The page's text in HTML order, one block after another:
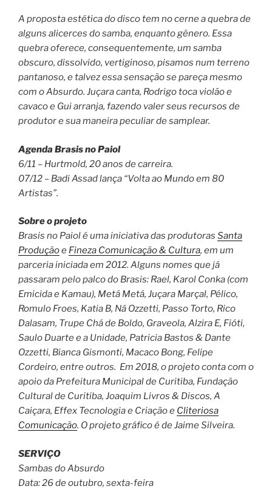
A proposta estética do disco tem no cerne a quebra de
alguns alicerces do samba, enquanto gênero. Essa
quebra oferece, consequentemente, um samba
obscuro, dissolvido, vertiginoso, pisamos num terreno
pantanoso, e talvez essa sensação se pareça mesmo
com o Absurdo. Juçara canta, Rodrigo toca violão e
cavaco e Gui arranja, fazendo valer seus recursos de
produtor e sua maneira peculiar de samplear.
Agenda Brasis no Paiol
6/11 – Hurtmold, 20 anos de carreira.
07/12 – Badi Assad lança “Volta ao Mundo em 80
Artistas”.
Sobre o projeto
Brasis no Paiol é uma iniciativa das produtoras Santa
Produçãoe Fineza Comunicação & Cultura, em um
parceria iniciada em 2012. Alguns nomes que já
passaram pelo palco do Brasis: Rael, Karol Conka (com
Emicida e Kamau), Metá Metá, Juçara Marçal, Pélico,
Romulo Froes, Katia B, Ná Ozzetti, Passo Torto, Rico
Dalasam, Trupe Chá de Boldo, Graveola, Alzira E, Fióti,
Saulo Duarte e a Unidade, Patricia Bastos & Dante
Ozzetti, Bianca Gismonti, Macaco Bong, Felipe
Cordeiro, entre outros. Em 2018, o projeto conta com o
apoio da Prefeitura Municipal de Curitiba, Fundação
Cultural de Curitiba, Joaquim Livros & Discos, A
Caiçara, Effex Tecnologia e Criação e Cliteriosa
Comunicação. O projeto gráfico é de Jaime Silveira.
SERVIÇO
Sambas do Absurdo
Data: 26 de outubro, sexta-feira